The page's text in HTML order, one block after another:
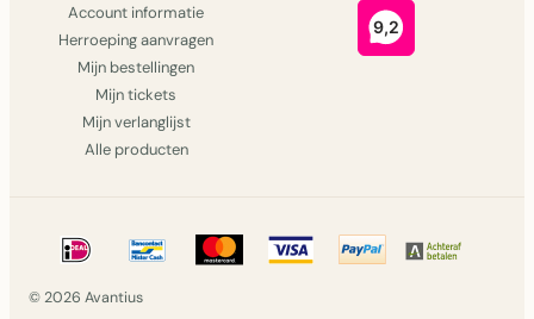
Account informatie
Herroeping aanvragen
Mijn bestellingen
Mijn tickets
Mijn verlanglijst
Alle producten
© 2026 Avantius